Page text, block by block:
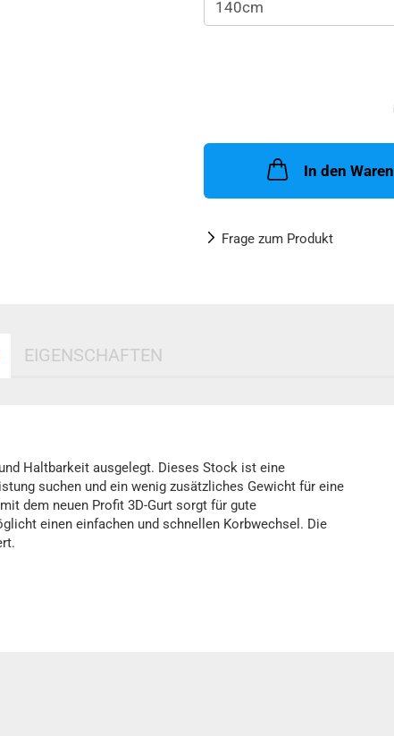
In den
Frage zum Produkt
EIGENSCHAFTEN
Haltbarkeit ausgelegt. Dieses Stock ist eine
suchen und ein wenig zusätzliches Gewicht für eine
dem neuen Profit 3D-Gurt sorgt für gute
einen einfachen und schnellen Korbwechsel. Die